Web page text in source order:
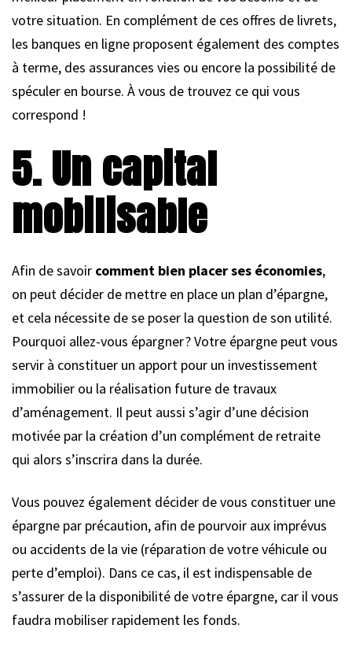
votre situation. En complément de ces offres de livrets,
les banques en ligne proposent également des comptes
à terme, des assurances vies ou encore la possibilité de
spéculer en bourse. À vous de trouvez ce qui vous
correspond !
5. Un capital
mobilisable
Afin de savoir comment bien placer ses économies,
on peut décider de mettre en place un plan d’épargne,
et cela nécessite de se poser la question de son utilité.
Pourquoi allez-vous épargner ? Votre épargne peut vous
servir à constituer un apport pour un investissement
immobilier ou la réalisation future de travaux
d’aménagement. Il peut aussi s’agir d’une décision
motivée par la création d’un complément de retraite
qui alors s’inscrira dans la durée.
Vous pouvez également décider de vous constituer une
épargne par précaution, afin de pourvoir aux imprévus
ou accidents de la vie (réparation de votre véhicule ou
perte d’emploi). Dans ce cas, il est indispensable de
s’assurer de la disponibilité de votre épargne, car il vous
faudra mobiliser rapidement les fonds.